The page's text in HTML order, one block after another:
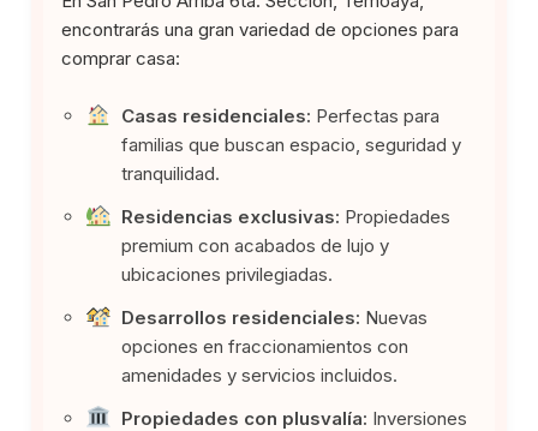
encontrarás una gran variedad de opciones para
comprar casa:
Casas residenciales: Perfectas para
familias que buscan espacio, seguridad y
tranquilidad.
Residencias exclusivas: Propiedades
premium con acabados de lujo y
ubicaciones privilegiadas.
Desarrollos residenciales: Nuevas
opciones en fraccionamientos con
amenidades y servicios incluidos.
Propiedades con plusvalía: Inversiones